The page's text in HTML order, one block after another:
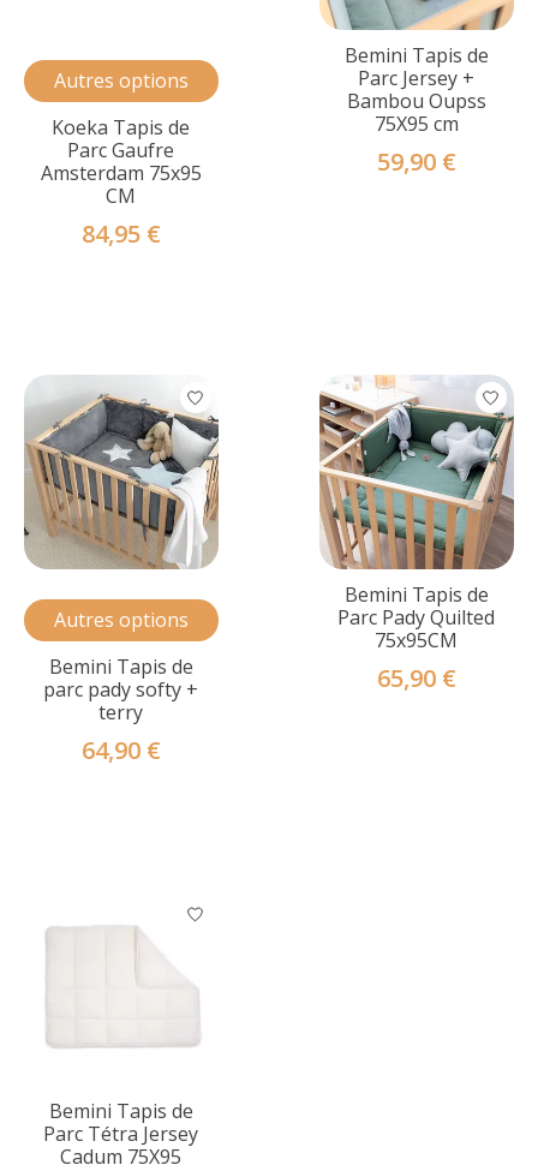
Autres options
Koeka Tapis de
Parc Gaufre
Amsterdam 75x95
CM
84,95 €
Bemini Tapis de
Parc Jersey +
Bambou Oupss
75X95 cm
59,90 €
Autres options
Bemini Tapis de
parc pady softy +
terry
64,90 €
Bemini Tapis de
Parc Pady Quilted
75x95CM
65,90 €
Bemini Tapis de
Parc Tétra Jersey
Cadum 75X95